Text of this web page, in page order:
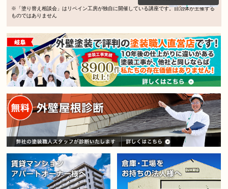
※「塗り替え相談会」はリペイン工房が独自に開催している講座です。自治体が主催する
ものではありません